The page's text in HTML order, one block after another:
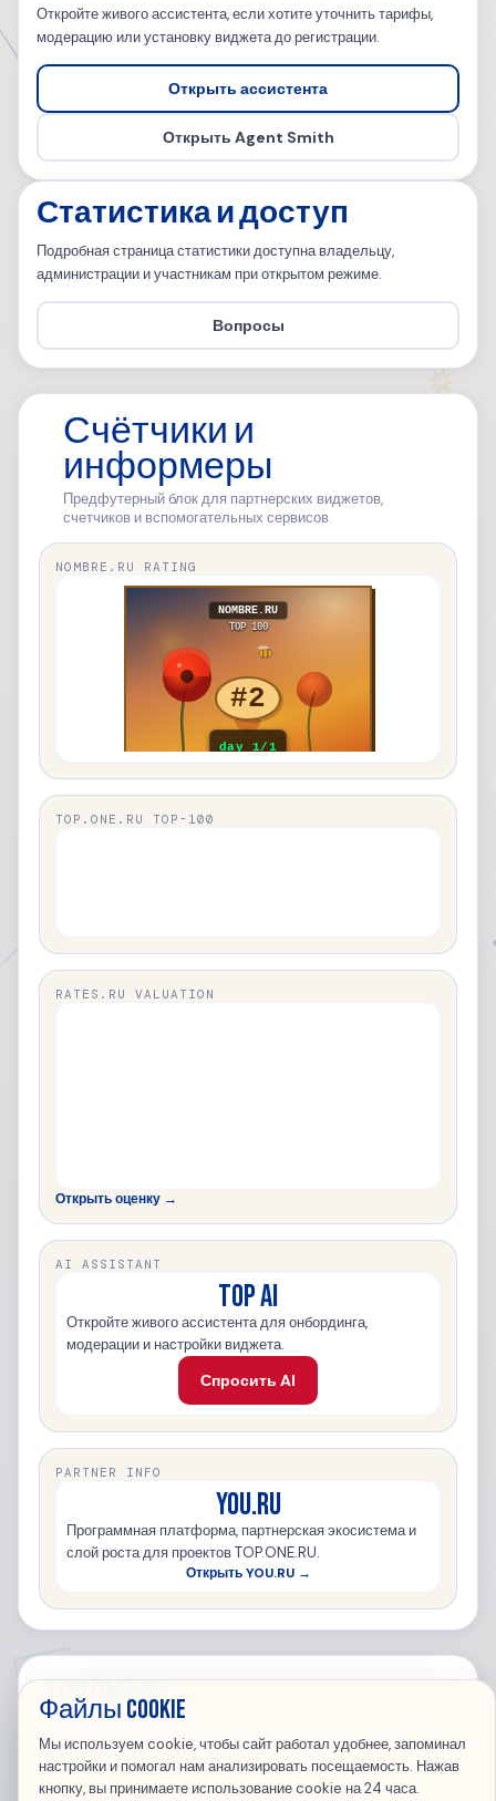
Откройте живого ассистента, если хотите уточнить тарифы,
модерацию или установку виджета до регистрации.
Открыть ассистента
Открыть Agent Smith
Статистика и доступ
Подробная страница статистики доступна владельцу,
администрации и участникам при открытом режиме.
Вопросы
Счётчики и
информеры
Предфутерный блок для партнерских виджетов,
счетчиков и вспомогательных сервисов.
NOMBRE.RU RATING
TOP.ONE.RU TOP-100
RATES.RU VALUATION
Открыть оценку →
AI ASSISTANT
TOP AI
Откройте живого ассистента для онбординга,
модерации и настройки виджета.
Спросить AI
PARTNER INFO
YOU.RU
Программная платформа, партнерская экосистема и
слой роста для проектов TOP.ONE.RU.
Открыть YOU.RU →
Файлы cookie
Мы используем cookie, чтобы сайт работал удобнее, запоминал
настройки и помогал нам анализировать посещаемость. Нажав
кнопку, вы принимаете использование cookie на 24 часа.
TOP.ONE.RU
ГлавнаяКаталогНовостиВопросыЗарегистрировать сайт
Вход